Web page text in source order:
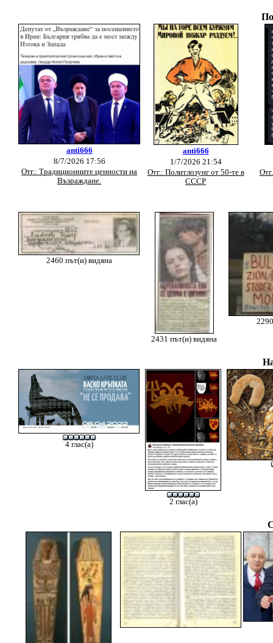
anti666
8/7/2026 17:56
Отг.: Традиционните ценности на
Възраждане.
anti666
1/7/2026 21:54
Отг.: Политлозунг от 50-те в
СССР
2460 път(и) видяна
2431 път(и) видяна
4 глас(а)
2 глас(а)